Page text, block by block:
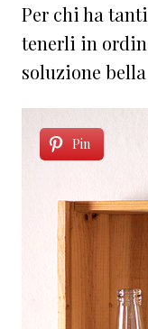
Per chi ha
tenerli in
soluzione
Pin